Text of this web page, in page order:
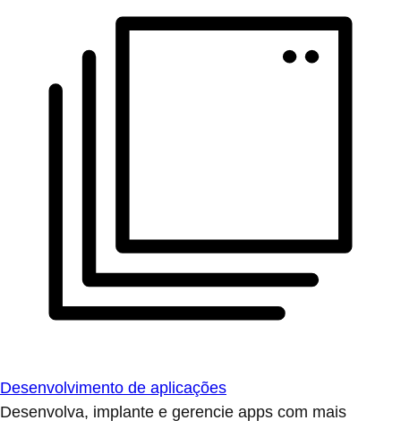
Desenvolvimento de aplicações
Desenvolva, implante e gerencie apps com mais